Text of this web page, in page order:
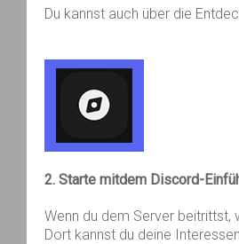
Du kannst auch über die
2. Starte mitdem Discord-
Wenn du dem Server beitrittst,
Dort kannst du deine